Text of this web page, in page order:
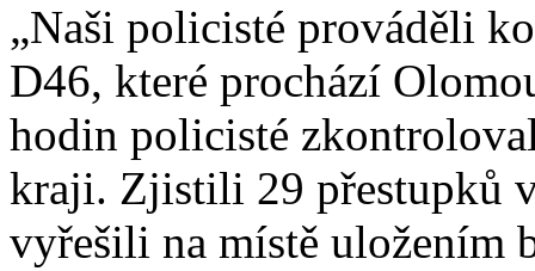
„Naši policisté prováděli
D46, které prochází
hodin policisté
kraji. Zjistili 29 přestupků
vyřešili na místě uložením